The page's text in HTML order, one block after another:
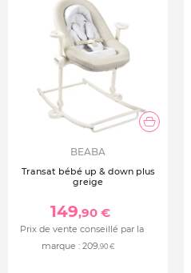
BEABA
Transat bébé up & down plus
greige
149,90 €
Prix de vente conseillé par la
marque : 209,90 €